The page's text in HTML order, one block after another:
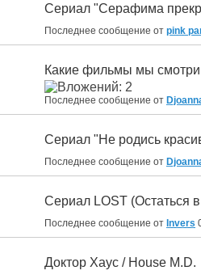
Сериал "Серафима
Последнее сообщение от pink
Какие фильмы мы
Последнее сообщение от
Сериал "Не родись
Последнее сообщение от
Сериал LOST (Остаться
Последнее сообщение от Invers
Доктор Хаус / House M.D.